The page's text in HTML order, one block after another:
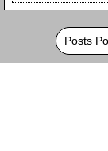
Posts